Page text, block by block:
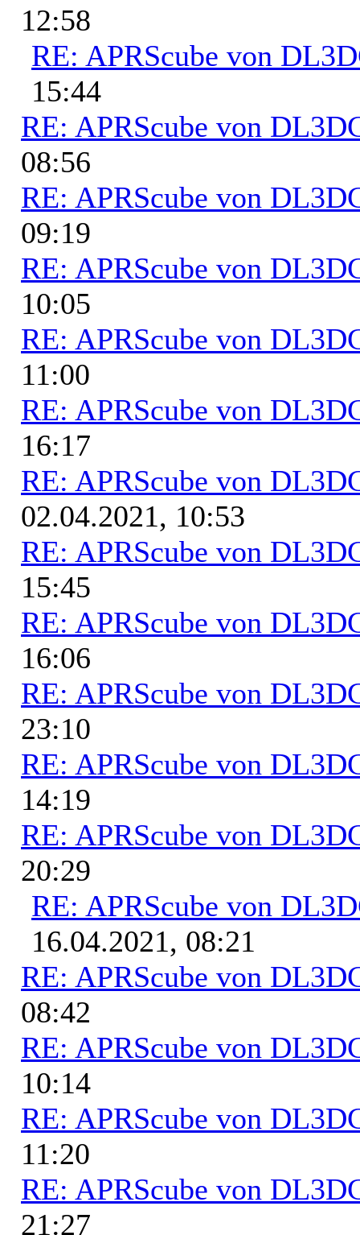
12:58
RE: APRScube von
15:44
RE: APRScube von
08:56
RE: APRScube von
09:19
RE: APRScube von
10:05
RE: APRScube von
11:00
RE: APRScube von
16:17
RE: APRScube von
02.04.2021, 10:53
RE: APRScube von
15:45
RE: APRScube von
16:06
RE: APRScube von
23:10
RE: APRScube von
14:19
RE: APRScube von
20:29
RE: APRScube von
16.04.2021, 08:21
RE: APRScube von
08:42
RE: APRScube von
10:14
RE: APRScube von
11:20
RE: APRScube von
21:27